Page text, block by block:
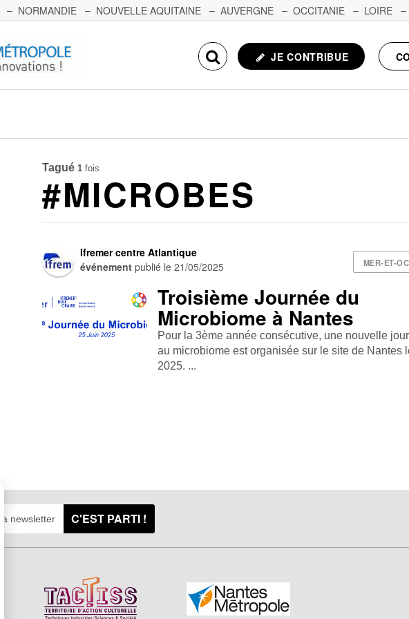
NORMANDIE NOUVELLE AQUITAINE AUVERGNE OCCITANIE LOIRE
JE CONTRIBUE
Tagué 1 fois
#MICROBES
MER-ET-
Ifremer centre Atlantique
événement publié le21/05/2025
Troisième Journée du
Microbiome à Nantes
Pour la 3ème année consécutive, une nouvelle
au microbiome est organisée sur le site de Nantes
2025. ...
C'EST PARTI !